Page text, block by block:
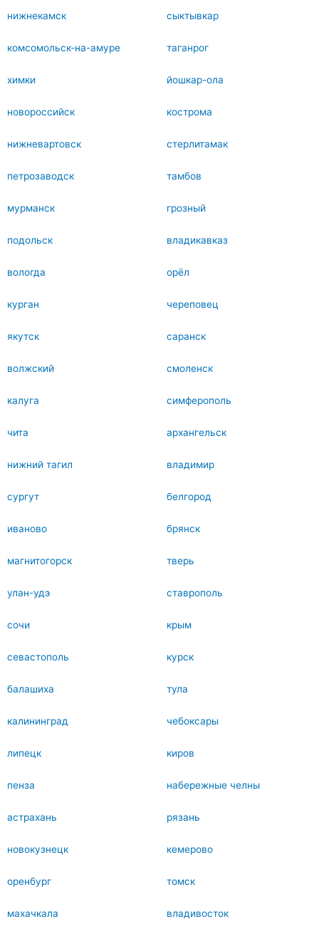
нижнекамск сыктывкар
комсомольск-на-амуре таганрог
химки йошкар-ола
новороссийск кострома
нижневартовск стерлитамак
петрозаводск тамбов
мурманск грозный
подольск владикавказ
вологда орёл
курган череповец
якутск саранск
волжский смоленск
калуга симферополь
чита архангельск
нижний тагил владимир
сургут белгород
иваново брянск
магнитогорск тверь
улан-удэ ставрополь
сочи крым
севастополь курск
балашиха тула
калининград чебоксары
липецк киров
пенза набережные челны
астрахань рязань
новокузнецк кемерово
оренбург томск
махачкала владивосток